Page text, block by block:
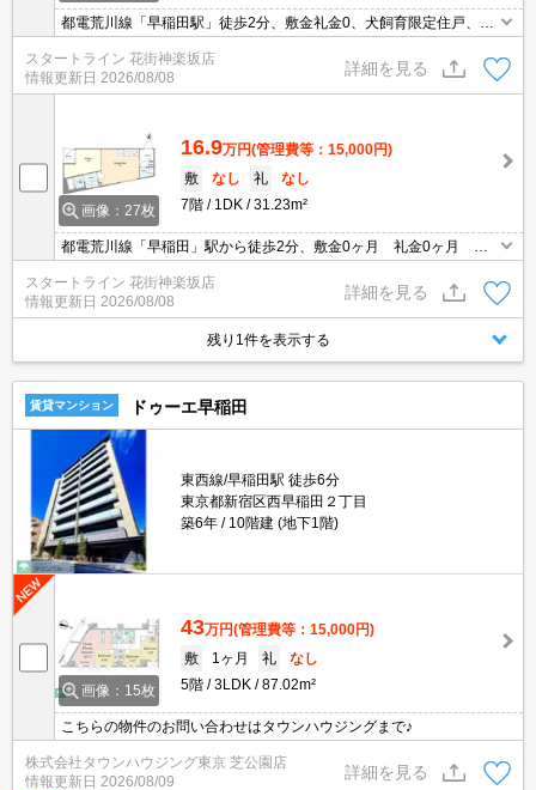
都電荒川線「早稲田駅」徒歩2分、敷金礼金0、犬飼育限定住戸、多
頭飼い応相談
スタートライン 花街神楽坂店
情報更新日 2026/08/08
詳細を見る
画像：27枚
16.9万円(管理費等：15,000円)
敷
なし 礼
なし
7階
1DK 31.23m²
都電荒川線「早稲田」駅から徒歩2分、敷金0ヶ月 礼金0ヶ月 イ
ンターネット無料 ペット相談可
スタートライン 花街神楽坂店
情報更新日 2026/08/08
詳細を見る
残り1件を表示する
賃貸マンション ドゥーエ早稲田
東西線/早稲田駅 徒歩6分
東京都新宿区西早稲田２丁目
築6年
10階建 (地下1階)
画像：15枚
43万円(管理費等：15,000円)
敷
1ヶ月 礼
なし
5階
3LDK 87.02m²
こちらの物件のお問い合わせはタウンハウジングまで♪
株式会社タウンハウジング東京 芝公園店
情報更新日 2026/08/09
詳細を見る